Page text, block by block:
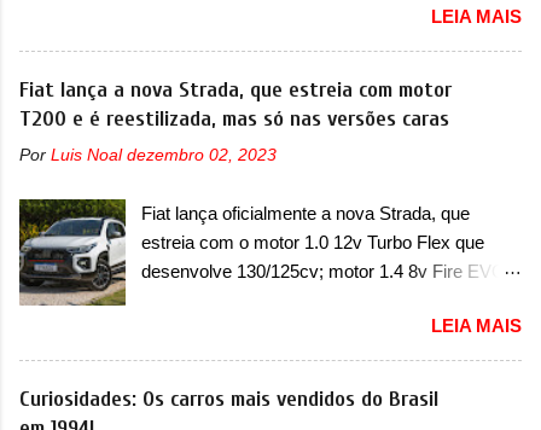
BYD Dolphin e Geely EX2. Visualmente, o A05
conta com um design já visto por outros
modelos da marca, em especial do SUV
compacto A10. Basicamente sendo o hatch do
SUV, o A05 nasce com um design que está
possui faróis com um desenho mais retangular,
com um pequeno prolongamento para as
laterais. Os faróis cont...
Jeep convocou no dia 10 de outubro de 2025
um chamado que envolve os proprietários do
Grand Cherokee 4xe, em sua versão única
Limited, com unidades de ano/modelo 2023 e
unidades afetadas precisam retornar a uma
dois problemas. O primeiro deles será uma
atualização do software do módulo de controle
da bateria (AHCP e HCP). Para alguns veículos
verificação e, se necessário, a substituição do
motor do ventilador HVAC (aquecimento,
ventilação e ar-condicionado). A marca também
LEIA MAIS
Fiat lança a nova Strada, que estreia com motor
T200 e é reestilizada, mas só nas versões caras
Por Luis Noal dezembro 02, 2023
Fiat lança oficialmente a nova Strada, que
estreia com o motor 1.0 12v Turbo Flex que
desenvolve 130/125cv; motor 1.4 8v Fire EVO
oficialmente a nova Strada, que aparece com
mudanças visuais e com uma nova opção de
motor. Depois da picape compacta receber o
LEIA MAIS
Curiosidades: Os carros mais vendidos do Brasil